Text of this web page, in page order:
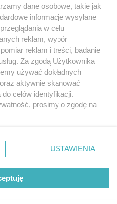
HOSTING
RSS FACEBOOK KONTAKT
serwisy
Muzyka i kultura
Archiwum wydarzeń
Zdjęcia miasta
dane osobowe, takie jak
informacje wysyłane
w celu
reklam, wybór
reklam i treści, badanie
Za zgodą Użytkownika
używać dokładnych
aktywnie skanować
celów identyfikacji.
prosimy o zgodę na
rogu strony
. Niektóre
miały zastosowania tylko
USTAWIENIA